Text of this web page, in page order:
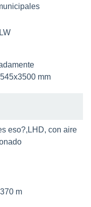
mm
eso?, LHD, con aire
m